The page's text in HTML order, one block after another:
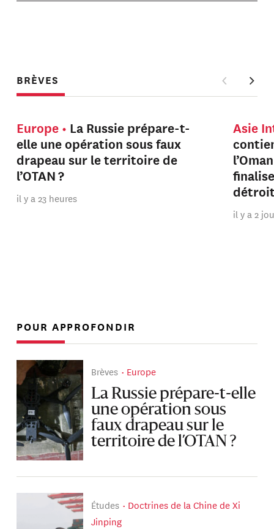
BRÈVES
Europe
La Russie prépare-t-
elle une opération sous faux
drapeau sur le territoire de
l’OTAN ?
il y a 23 heures
Asie
il y a 2
POUR APPROFONDIR
Brèves Europe
La Russie prépare-t-elle
une opération sous
faux drapeau sur le
territoire de l’OTAN ?
Études
Doctrines de la Chine de Xi
Jinping